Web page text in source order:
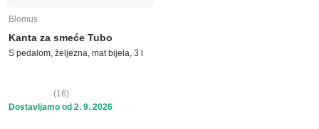
Blomus
Kanta za smeće Tubo
S pedalom, željezna, mat bijela, 3 l
(16)
Dostavljamo od 2. 9. 2026